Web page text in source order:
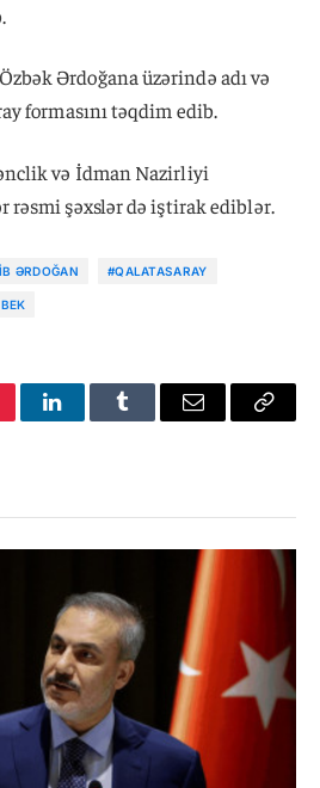
Ərdoğana üzərində adı və
formasını təqdim edib.
və İdman Nazirliyi
rəsmi şəxslər də iştirak ediblər.
ƏRDOĞAN #QALATASARAY
LinkedInTumblr Email
Copy